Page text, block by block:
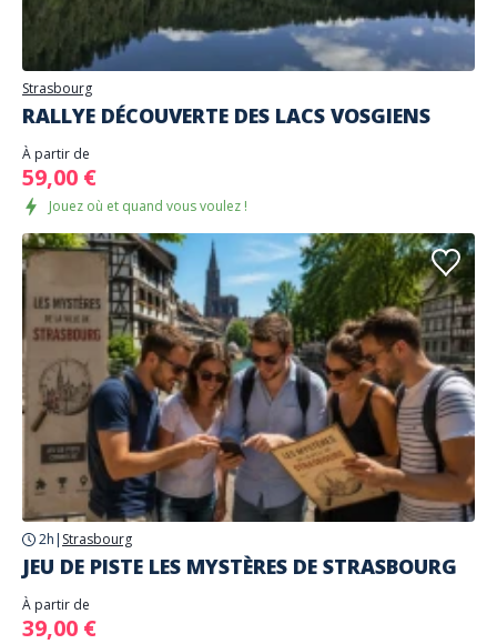
Strasbourg
RALLYE DÉCOUVERTE DES LACS VOSGIENS
À partir de
59,00 €
Jouez où et quand vous voulez !
2h | Strasbourg
JEU DE PISTE LES MYSTÈRES DE STRASBOURG
À partir de
39,00 €